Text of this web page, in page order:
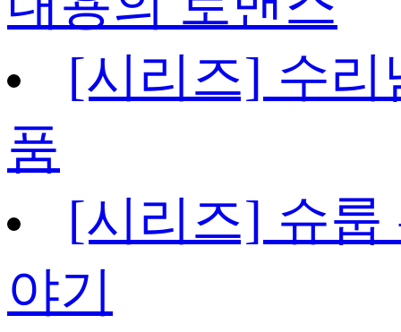
[시리즈] 수리
품
[시리즈] 슈룹
야기